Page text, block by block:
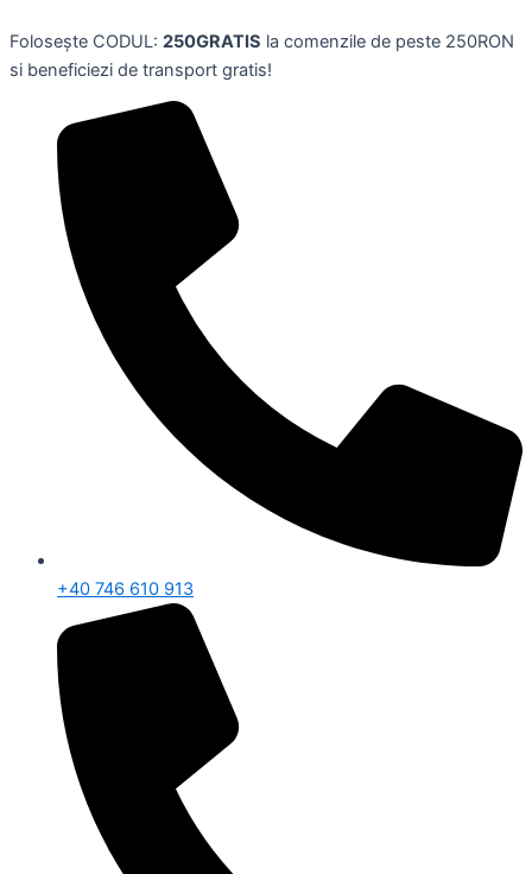
to
content
Folosește CODUL: 250GRATIS la comenzile de peste 250RON
si beneficiezi de transport gratis!
+40 746 610 913
pentru
indepartarea
petelor,2L,
quantity